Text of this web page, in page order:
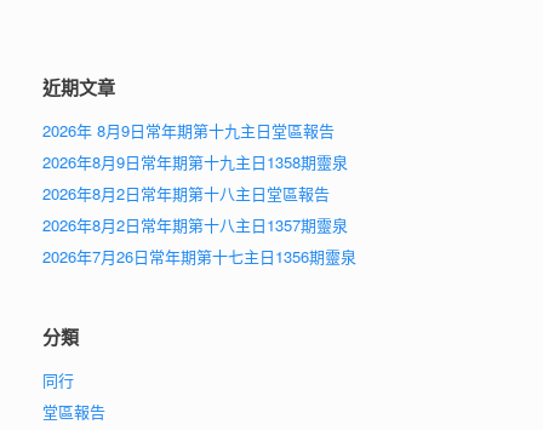
近期文章
2026年 8月9日常年期第十九主日堂區報告
2026年8月9日常年期第十九主日1358期靈泉
2026年8月2日常年期第十八主日堂區報告
2026年8月2日常年期第十八主日1357期靈泉
2026年7月26日常年期第十七主日1356期靈泉
分類
同行
堂區報告